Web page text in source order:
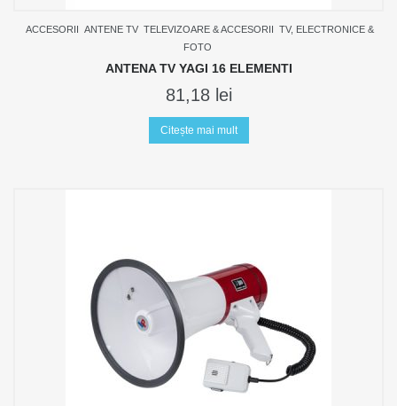
ACCESORII ANTENE TV TELEVIZOARE & ACCESORII TV, ELECTRONICE &
FOTO
ANTENA TV YAGI 16 ELEMENTI
81,18 lei
Citește mai mult